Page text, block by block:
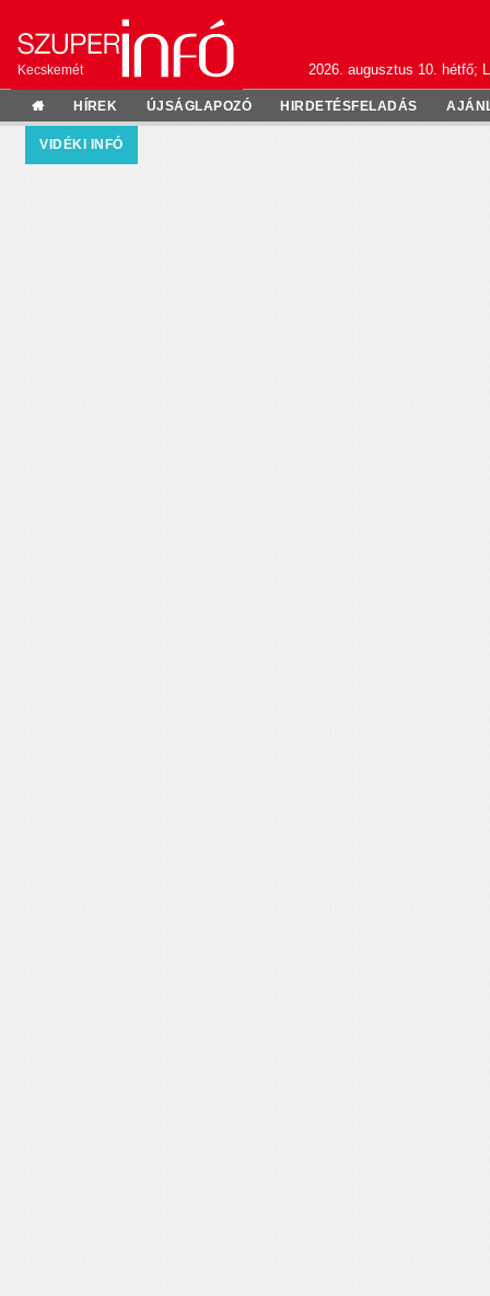
Kecskemét 2026. augusztus 10. hétfő;
HÍREK ÚJSÁGLAPOZÓ HIRDETÉSFELADÁS
VIDÉKI INFÓ